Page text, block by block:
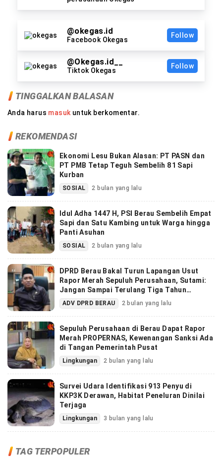
@okegas.id
Facebook Okegas
Follow
@Okegas.id__
Tiktok Okegas
Follow
TINGGALKAN BALASAN
Anda harus masuk untuk berkomentar.
REKOMENDASI
Ekonomi Lesu Bukan Alasan: PT PASN dan
PT PMB Tetap Teguh Sembelih 81 Sapi
Kurban
SOSIAL 2 bulan yang lalu
Idul Adha 1447 H, PSI Berau Sembelih Empat
Sapi dan Satu Kambing untuk Warga hingga
Panti Asuhan
SOSIAL 2 bulan yang lalu
DPRD Berau Bakal Turun Lapangan Usut
Rapor Merah Sepuluh Perusahaan, Sutami:
Jangan Sampai Terulang Tiga Tahun
Berturut-turut
ADV DPRD BERAU 2 bulan yang lalu
Sepuluh Perusahaan di Berau Dapat Rapor
Merah PROPERNAS, Kewenangan Sanksi Ada
di Tangan Pemerintah Pusat
Lingkungan 2 bulan yang lalu
Survei Udara Identifikasi 913 Penyu di
KKP3K Derawan, Habitat Peneluran Dinilai
Terjaga
Lingkungan 3 bulan yang lalu
TAG TERPOPULER